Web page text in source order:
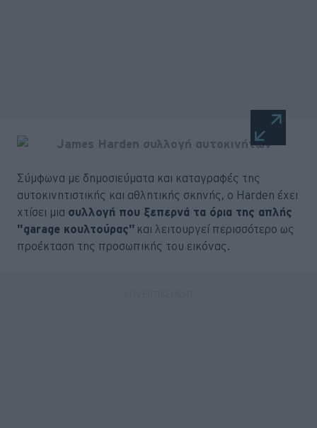
Σύμφωνα με δημοσιεύματα και καταγραφές της
αυτοκινητιστικής και αθλητικής σκηνής, ο Harden έχει
χτίσει μια συλλογή που ξεπερνά τα όρια της απλής
"garage κουλτούρας" και λειτουργεί περισσότερο ως
προέκταση της προσωπικής του εικόνας.